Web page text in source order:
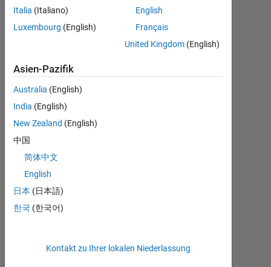
MATLAB Answers
BEITRÄGE
05/21
12/21
07/22
02/23
09/23
04/24
11/24
06/25
01/26
01/22
09/22
05/23
01/24
09/24
05/25
RANG
Italia (Italiano)
Luxembourg (English)
English
Français
United Kingdom (English)
Asien-Pazifik
Australia (English)
India (English)
New Zealand (English)
中国
简体中文
English
日本 (日本語)
한국 (한국어)
Kontakt zu Ihrer lokalen Niederlassung